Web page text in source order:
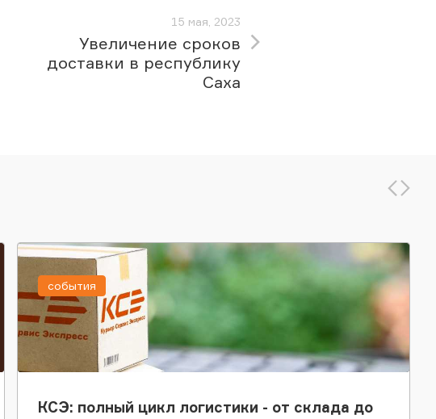
15 мая, 2023
Увеличение сроков
доставки в республику
Саха
КСЭ: полный цикл логистики - от склада до
события